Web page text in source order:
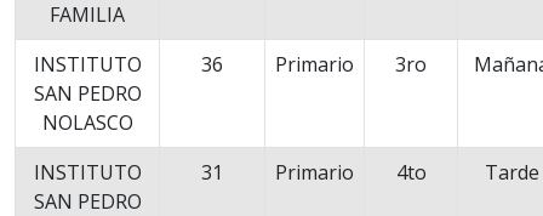
FAMILIA
INSTITUTO
SAN PEDRO
NOLASCO
36 Primario 3ro
INSTITUTO
SAN PEDRO
31 Primario 4to Tarde